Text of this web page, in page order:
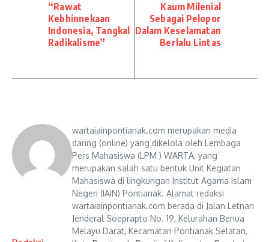
“Rawat
Kebhinnekaan
Indonesia, Tangkal
Radikalisme”
Kaum Milenial
Sebagai Pelopor
Dalam Keselamatan
Berlalu Lintas
wartaiainpontianak.com merupakan media
daring (online) yang dikelola oleh Lembaga
Pers Mahasiswa (LPM ) WARTA, yang
merupakan salah satu bentuk Unit Kegiatan
Mahasiswa di lingkungan Institut Agama Islam
Negeri (IAIN) Pontianak. Alamat redaksi
wartaiainpontianak.com berada di Jalan Letnan
Jenderal Soeprapto No. 19, Kelurahan Benua
Melayu Darat, Kecamatan Pontianak Selatan,